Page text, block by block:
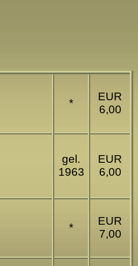
*
EUR
6,00
gel.
1963
EUR
6,00
*
EUR
7,00